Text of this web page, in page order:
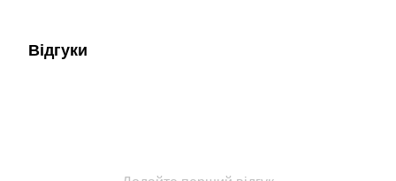
Відгуки